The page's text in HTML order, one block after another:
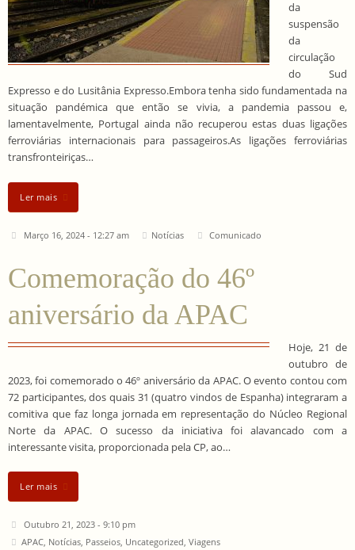
da
suspensão
da
circulação
do Sud
Expresso e do Lusitânia Expresso.Embora tenha sido fundamentada na
situação pandémica que então se vivia, a pandemia passou e,
lamentavelmente, Portugal ainda não recuperou estas duas ligações
ferroviárias internacionais para passageiros.As ligações ferroviárias
transfronteiriças…
Ler mais
Março 16, 2024 - 12:27 am Notícias Comunicado
Comemoração do 46º
aniversário da APAC
Hoje, 21 de
outubro de
2023, foi comemorado o 46º aniversário da APAC. O evento contou com
72 participantes, dos quais 31 (quatro vindos de Espanha) integraram a
comitiva que faz longa jornada em representação do Núcleo Regional
Norte da APAC. O sucesso da iniciativa foi alavancado com a
interessante visita, proporcionada pela CP, ao…
Ler mais
Outubro 21, 2023 - 9:10 pm
APAC, Notícias, Passeios, Uncategorized Viagens